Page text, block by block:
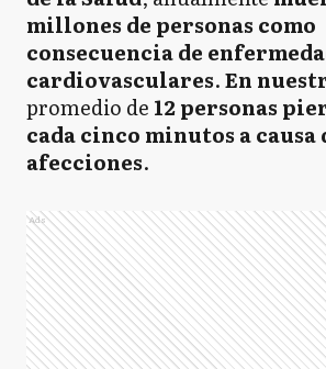
millones de personas como
consecuencia de
cardiovasculares.En
promedio de 12 personas
cada cinco minutos a causa
afecciones.
Ads